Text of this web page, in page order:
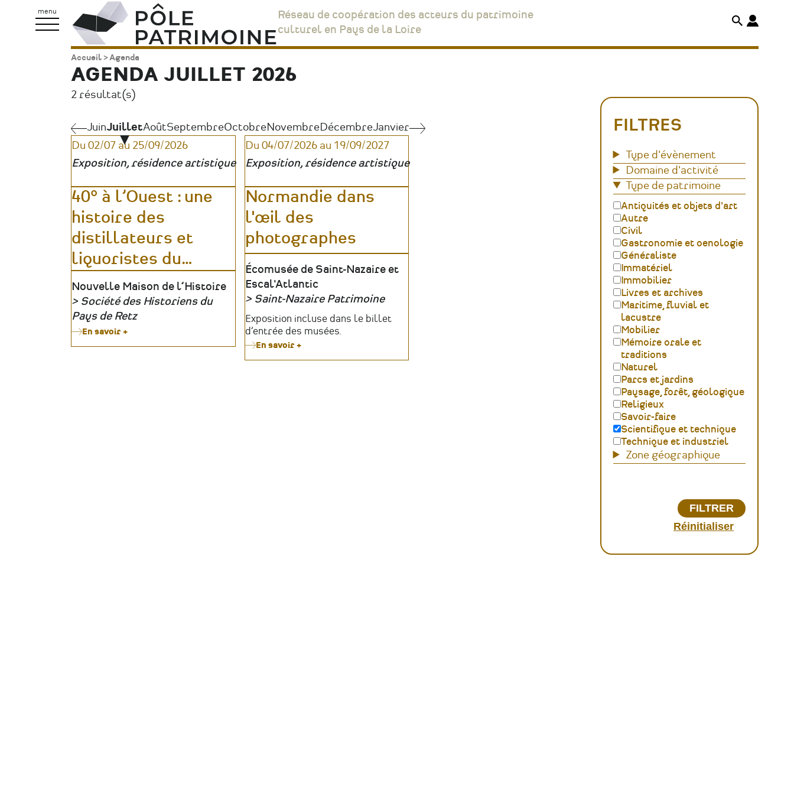
menu
Pôle
Patrimoine
Réseau de coopération des acteurs du patrimoine
culturel en Pays de la Loire
Fil
d'Ariane
Accueil Agenda
AGENDA JUILLET 2026
2 résultat(s)
Pagination
JuinJuinJuilletAoûtSeptembreOctobreNovembreDécembreJanvierAoût
Du 02/07 au 25/09/2026
Exposition, résidence artistique
40° à l’Ouest : une
histoire des
distillateurs et
liquoristes du…
Lieu
Nouvelle Maison de l’Histoire
Organisateur
Société des Historiens du
Pays de Retz
En savoir +
Du 04/07/2026 au 19/09/2027
Exposition, résidence artistique
Normandie dans
l'œil des
photographes
Lieu
Écomusée de Saint-Nazaire et
Escal'Atlantic
Organisateur
Saint-Nazaire Patrimoine
Tarifs
Exposition incluse dans le billet
d’entrée des musées.
En savoir +sur
FILTRES
Type d'évènement
Domaine d'activité
Type de patrimoine
Antiquités et objets d'art
Autre
Civil
Gastronomie et oenologie
Généraliste
Immatériel
Immobilier
Livres et archives
Maritime, fluvial et
lacustre
Mobilier
Mémoire orale et
traditions
Naturel
Parcs et jardins
Paysage, forêt, géologique
Religieux
Savoir-faire
Scientifique et technique
Technique et industriel
Zone géographique